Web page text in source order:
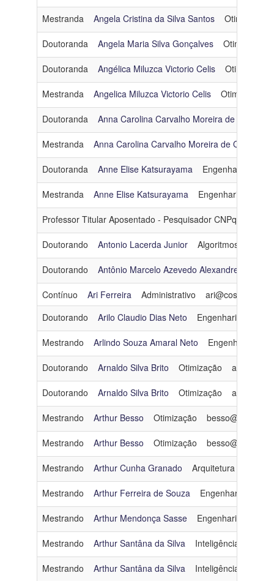
Mestranda Angela Cristina da Silva Santos Otimização
Doutoranda Angela Maria Silva Gonçalves Otimização
Doutoranda Angélica Miluzca Victorio Celis Otimização
Mestranda Angelica Miluzca Victorio Celis Otimização
Doutoranda Anna Carolina Carvalho Moreira de Oliveira
Mestranda Anna Carolina Carvalho Moreira de Oliveira
Doutoranda Anne Elise Katsurayama Engenharia de
Mestranda Anne Elise Katsurayama Engenharia de
Professor Titular Aposentado - Pesquisador CNPq 1D
Doutorando Antonio Lacerda Junior Algoritmos e
Doutorando Antônio Marcelo Azevedo Alexandre
Contínuo Ari Ferreira Administrativo
ari@cos.ufrj.br
Doutorando
Arilo Claudio Dias Neto Engenharia de
Mestrando Arlindo Souza Amaral Neto Engenharia de
Doutorando Arnaldo Silva Brito Otimização
Doutorando Arnaldo Silva Brito Otimização
Mestrando Arthur Besso Otimização
Mestrando Arthur Besso Otimização
Mestrando Arthur Cunha Granado Arquitetura e
Mestrando Arthur Ferreira de Souza Engenharia de
Mestrando Arthur Mendonça Sasse Engenharia de
Mestrando Arthur Santâna da Silva Inteligência Artificial
Mestrando Arthur Santâna da Silva Inteligência Artificial